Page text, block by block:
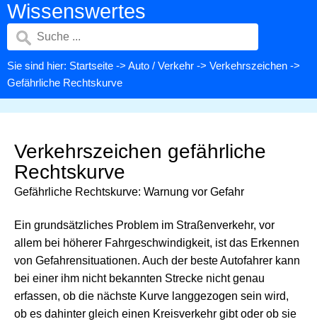
Wissenswertes
Sie sind hier: Startseite -> Auto / Verkehr -> Verkehrszeichen ->
Gefährliche Rechtskurve
Verkehrszeichen gefährliche
Rechtskurve
Gefährliche Rechtskurve: Warnung vor Gefahr
Ein grundsätzliches Problem im Straßenverkehr, vor
allem bei höherer Fahrgeschwindigkeit, ist das Erkennen
von Gefahrensituationen. Auch der beste Autofahrer kann
bei einer ihm nicht bekannten Strecke nicht genau
erfassen, ob die nächste Kurve langgezogen sein wird,
ob es dahinter gleich einen Kreisverkehr gibt oder ob sie